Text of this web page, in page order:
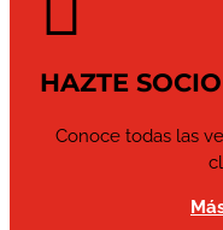
HAZTE
Conoce todas las